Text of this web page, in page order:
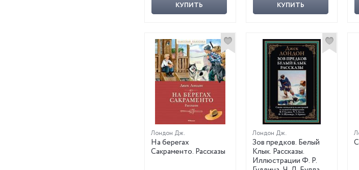
КУПИТЬ КУПИТЬ
Лондон Дж.
На берегах
Сакраменто. Рассказы
Лондон Дж.
Зов предков. Белый
Клык. Рассказы.
Иллюстрации Ф. Р.